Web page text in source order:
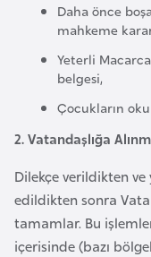
Daha önce
mahkeme
Yeterli
belgesi,
Çocukların
2. Vatandaşlığa
Dilekçe verildikten
edildikten sonra
tamamlar. Bu
içerisinde (bazı
t
y
o
p